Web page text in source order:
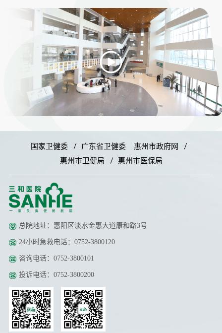
国家卫健委 广东省卫健委
惠州市政府网
惠州市卫健局
惠州市医保局
总院地址：惠阳区淡水金惠大道康和路3号
24小时急救电话：0752-3800120
咨询电话：0752-3800101
投诉电话：0752-3800200